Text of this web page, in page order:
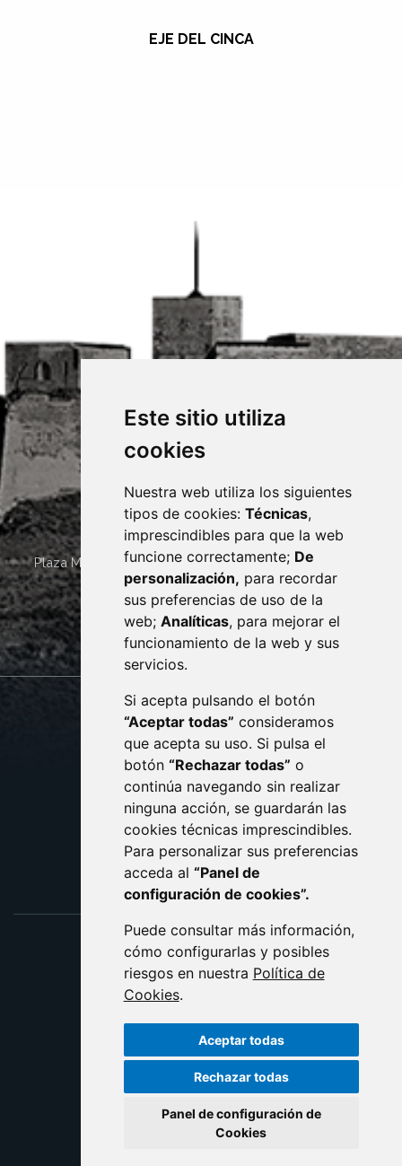
Este sitio utiliza
cookies
Nuestra web utiliza los siguientes
tipos de cookies: Técnicas,
imprescindibles para que la web
funcione correctamente; De
personalización, para recordar
sus preferencias de uso de la
web; Analíticas, para mejorar el
funcionamiento de la web y sus
servicios.
Si acepta pulsando el botón
“Aceptar todas” consideramos
que acepta su uso. Si pulsa el
botón “Rechazar todas” o
continúa navegando sin realizar
ninguna acción, se guardarán las
cookies técnicas imprescindibles.
Para personalizar sus preferencias
acceda al “Panel de
configuración de cookies”.
Puede consultar más información,
cómo configurarlas y posibles
riesgos en nuestra Política de
Cookies.
Aceptar todas
Rechazar todas
Panel de configuración de
Cookies
EJE DEL CINCA
Plaza Mayor 4 22400 MONZÓN - ARAGÓN (ESPAÑA)
· (34) 974 400 700 ·
sac@monzon.es
monzon.es
CONTACTO
AVISO LEGAL
PROTECCIÓN DE DATOS
POLÍTICA DE COOKIES
ACCESIBILIDAD
ENLACE EXTERNO AL